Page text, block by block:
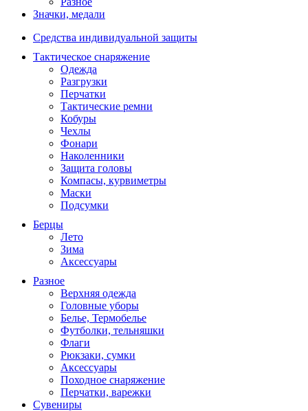
Значки, медали
Средства индивидуальной защиты
Тактическое снаряжение
Одежда
Разгрузки
Перчатки
Тактические ремни
Кобуры
Чехлы
Фонари
Наколенники
Защита головы
Компасы, курвиметры
Маски
Подсумки
Берцы
Лето
Зима
Аксессуары
Разное
Верхняя одежда
Головные уборы
Белье, Термобелье
Футболки, тельняшки
Флаги
Рюкзаки, сумки
Аксессуары
Походное снаряжение
Перчатки, варежки
Сувениры